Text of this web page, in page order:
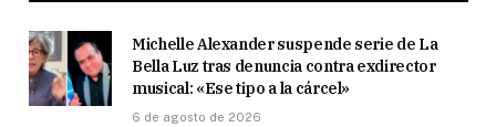
Michelle Alexander suspende serie de La
Bella Luz tras denuncia contra exdirector
musical: «Ese tipo a la cárcel»
6 de agosto de 2026